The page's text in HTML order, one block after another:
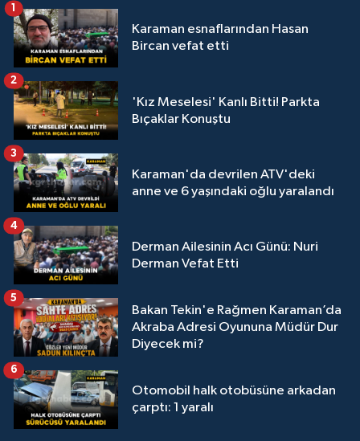
Karaman esnaflarından Hasan
Bircan vefat etti
1
'Kız Meselesi' Kanlı Bitti! Parkta
Bıçaklar Konuştu
2
Karaman'da devrilen ATV'deki
anne ve 6 yaşındaki oğlu yaralandı
3
Derman Ailesinin Acı Günü: Nuri
Derman Vefat Etti
4
Bakan Tekin'e Rağmen Karaman’da
Akraba Adresi Oyununa Müdür Dur
Diyecek mi?
5
Otomobil halk otobüsüne arkadan
çarptı: 1 yaralı
6